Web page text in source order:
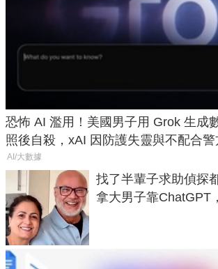
恐怖 AI 濫用！美國男子用 Grok 生成
照後自殺，xAI 因防護失靈與不配合
AI/大數據
找了半輩子求助偵探
拿大男子靠ChatGPT